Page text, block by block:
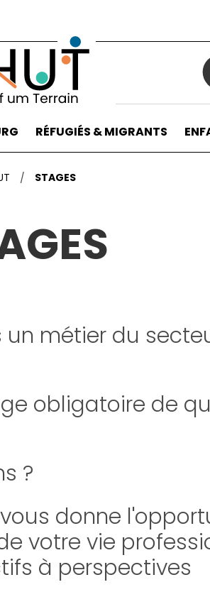
RÉFUGIÉS & MIGRANTS
/ STAGES
un métier du
obligatoire de
?
donne
votre vie
à perspectives